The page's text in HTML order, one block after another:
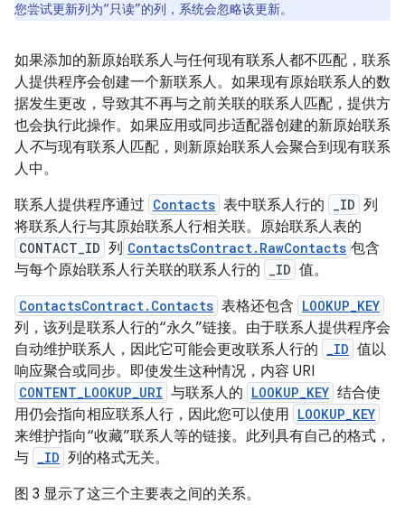
您尝试更新列为“只读”的列，系统会忽略该更新。
如果添加的新原始联系人与任何现有联系人都不匹配，联系
人提供程序会创建一个新联系人。如果现有原始联系人的数
据发生更改，导致其不再与之前关联的联系人匹配，提供方
也会执行此操作。如果应用或同步适配器创建的新原始联系
人不与现有联系人匹配，则新原始联系人会聚合到现有联系
人中。
联系人提供程序通过 Contacts 表中联系人行的 _ID 列
将联系人行与其原始联系人行相关联。原始联系人表的
CONTACT_ID 列 ContactsContract.RawContacts 包含
与每个原始联系人行关联的联系人行的
_ID 值。
ContactsContract.Contacts 表格还包含 LOOKUP_KEY
列，该列是联系人行的“永久”链接。由于联系人提供程序会
自动维护联系人，因此它可能会更改联系人行的 _ID 值以
响应聚合或同步。即使发生这种情况，内容 URI
CONTENT_LOOKUP_URI 与联系人的 LOOKUP_KEY 结合使
用仍会指向相应联系人行，因此您可以使用 LOOKUP_KEY
来维护指向“收藏”联系人等的链接。此列具有自己的格式，
与 _ID 列的格式无关。
图 3 显示了这三个主要表之间的关系。